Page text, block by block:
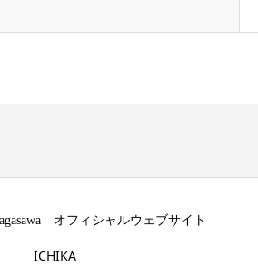
オフィシャルウェブサイト
ICHIKA